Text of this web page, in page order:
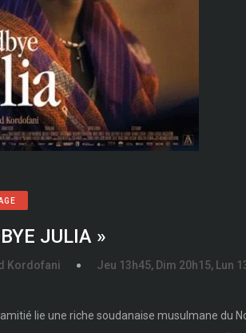
JULIA »
Kordofani Jeu 13h45, Dim 20h15, Lun
lie une riche soudanaise musulmane du